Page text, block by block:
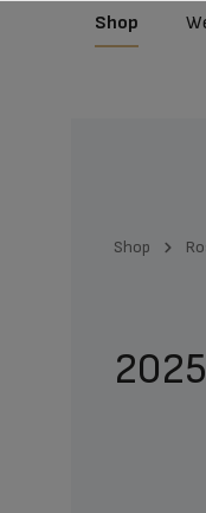
Suche springen Zur
Shop
Shop